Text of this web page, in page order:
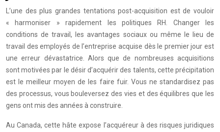
L’une des plus grandes tentations post-acquisition est de vouloir
« harmoniser » rapidement les politiques RH. Changer les
conditions de travail, les avantages sociaux ou même le lieu de
travail des employés de l’entreprise acquise dès le premier jour est
une erreur dévastatrice. Alors que de nombreuses acquisitions
sont motivées par le désir d’acquérir des talents, cette précipitation
est le meilleur moyen de les faire fuir. Vous ne standardisez pas
des processus, vous bouleversez des vies et des équilibres que les
gens ont mis des années à construire.
Au Canada, cette hâte expose l’acquéreur à des risques juridiques